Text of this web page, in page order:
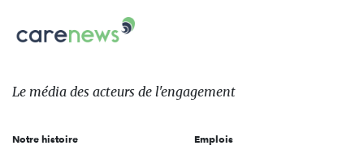
sur:
Le
des
l'engagement
Le média des acteurs de l'engagement
Notre histoire
Emplois